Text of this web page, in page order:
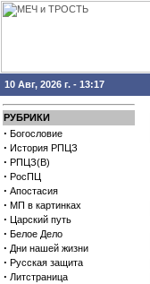
10 Авг, 2026 г. - 13:17
РУБРИКИ
· Богословие
· История РПЦЗ
· РПЦЗ(В)
· РосПЦ
· Апостасия
· МП в картинках
· Царский путь
· Белое Дело
· Дни нашей жизни
· Русская защита
· Литстраница